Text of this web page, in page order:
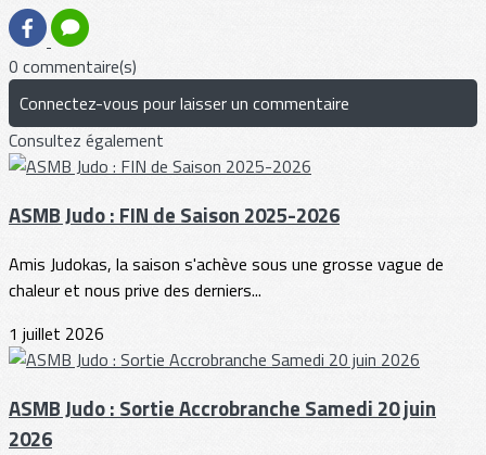
0 commentaire(s)
Connectez-vous pour laisser un commentaire
Consultez également
ASMB Judo : FIN de Saison 2025-2026
Amis Judokas, la saison s'achève sous une grosse vague de
chaleur et nous prive des derniers...
1 juillet 2026
ASMB Judo : Sortie Accrobranche Samedi 20 juin
2026